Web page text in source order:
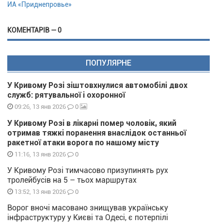
ИА «Приднепровье»
КОМЕНТАРІВ — 0
ПОПУЛЯРНЕ
У Кривому Розі зіштовхнулися автомобілі двох
служб: рятувальної і охоронної
09:26, 13 янв 2026 0
У Кривому Розі в лікарні помер чоловік, який
отримав тяжкі поранення внаслідок останньої
ракетної атаки ворога по нашому місту
11:16, 13 янв 2026 0
У Кривому Розі тимчасово призупинять рух
тролейбусів на 5 – тьох маршрутах
13:52, 13 янв 2026 0
Ворог вночі масовано знищував українську
інфраструктуру у Києві та Одесі, є потерпілі